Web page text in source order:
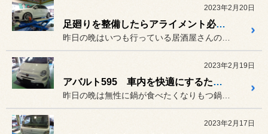
2023年2月20日
足廻りを整備したらアライメント必須です。
2023年2月19日
アバルト595 車内を快適にするためにアレの交換！
2023年2月17日